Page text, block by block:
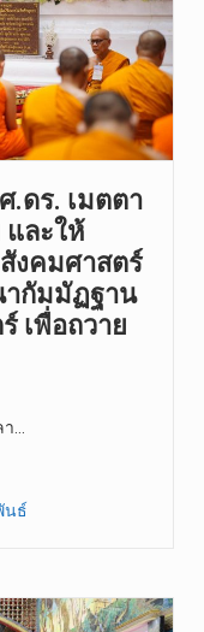
ดร. เมตตา
และให้
งคมศาสตร์
ากัมมัฏฐาน
เพื่อถวาย
…
นธ์